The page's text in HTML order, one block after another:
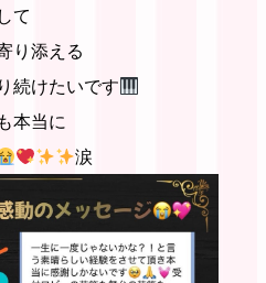
て
り添える
続けたいです
本当に
涙